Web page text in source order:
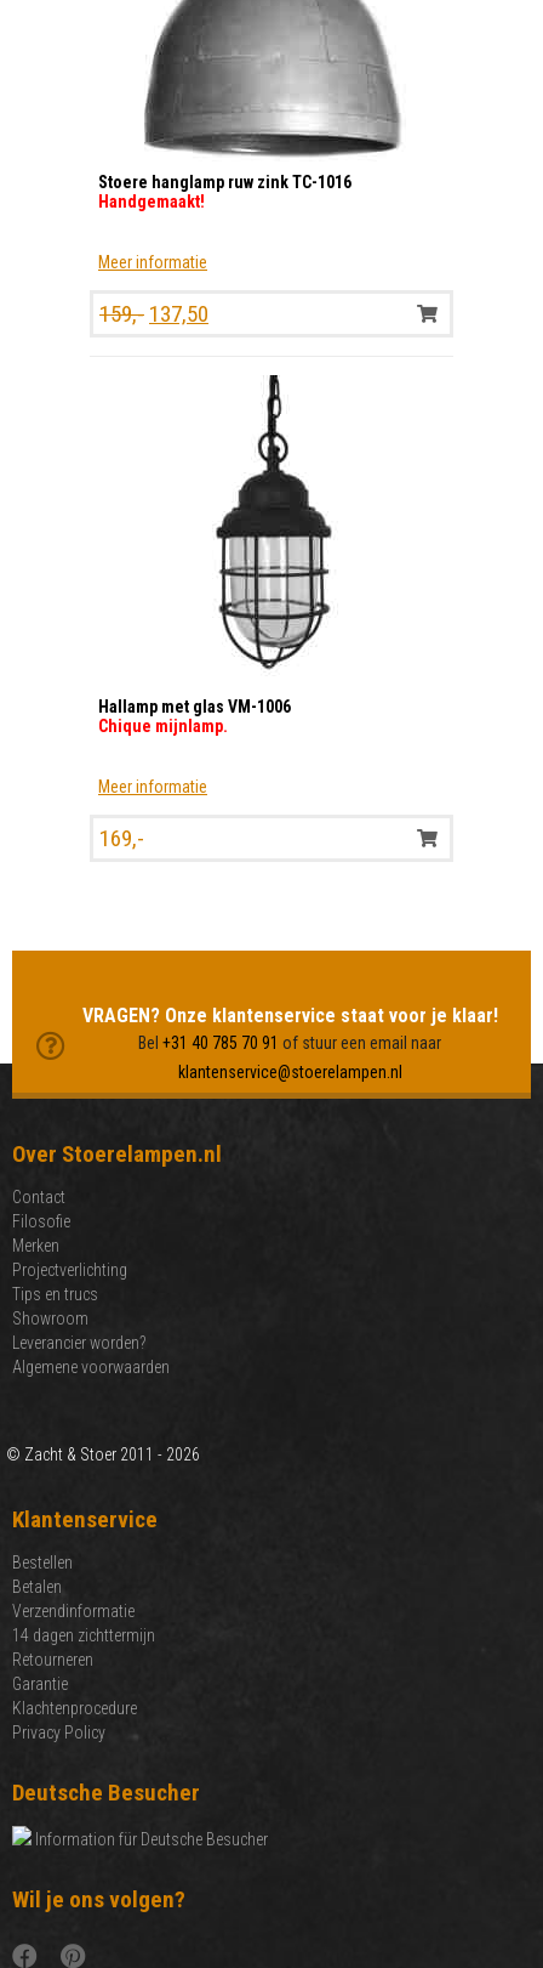
Stoere hanglamp ruw zink TC-1016
Handgemaakt!
Meer informatie
159,- Oorspronkelijke
137,50
137,50.
Hallamp met glas VM-1006
Chique mijnlamp.
Meer informatie
169,-
VRAGEN? Onze klantenservice staat voor je klaar!
Bel +31 40 785 70 91 of stuur een email naar
klantenservice@stoerelampen.nl
Over Stoerelampen.nl
Contact
Filosofie
Merken
Projectverlichting
Tips en trucs
Showroom
Leverancier worden?
Algemene voorwaarden
© Zacht & Stoer 2011 - 2026
Klantenservice
Bestellen
Betalen
Verzendinformatie
14 dagen zichttermijn
Retourneren
Garantie
Klachtenprocedure
Privacy Policy
Deutsche Besucher
Information für Deutsche Besucher
Wil je ons volgen?